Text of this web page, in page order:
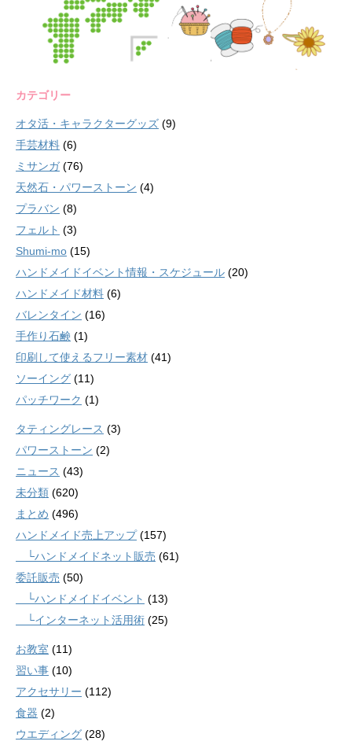
カテゴリー
オタ活・キャラクターグッズ (9)
手芸材料 (6)
ミサンガ(76)
天然石・パワーストーン (4)
プラバン (8)
フェルト (3)
Shumi-mo (15)
ハンドメイドイベント情報・スケジュール (20)
ハンドメイド材料 (6)
バレンタイン (16)
手作り石鹸 (1)
印刷して使えるフリー素材 (41)
ソーイング (11)
パッチワーク (1)
タティングレース (3)
パワーストーン (2)
ニュース (43)
未分類 (620)
まとめ (496)
ハンドメイド売上アップ(157)
└ハンドメイドネット販売 (61)
委託販売 (50)
└ハンドメイドイベント (13)
└インターネット活用術 (25)
お教室 (11)
習い事 (10)
アクセサリー (112)
食器 (2)
ウエディング (28)